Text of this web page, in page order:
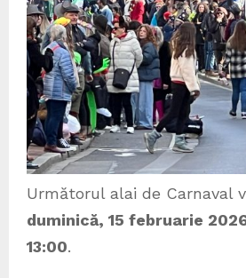
Următorul alai de Carnaval
duminică, 15 februarie
13:00.